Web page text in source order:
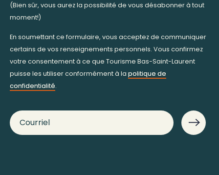
(Bien sûr, vous aurez la possibilité de vous désabonner à tout
moment!)
En soumettant ce formulaire, vous acceptez de communiquer
certains de vos renseignements personnels. Vous confirmez
votre consentement à ce que Tourisme Bas-Saint-Laurent
puisse les utiliser conformément à la politique de
confidentialité.